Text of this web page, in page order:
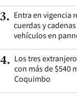
3. Entra en vigencia
cuerdas y
vehículos en
4. Los tres
con más de $540
Coquimbo